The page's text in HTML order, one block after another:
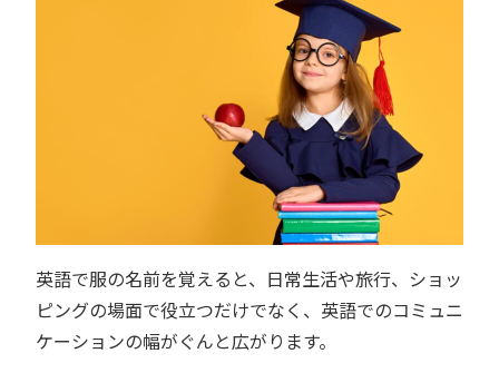
英語で服の名前を覚えると、日常生活や旅行、ショッ
ピングの場面で役立つだけでなく、英語でのコミュニ
ケーションの幅がぐんと広がります。